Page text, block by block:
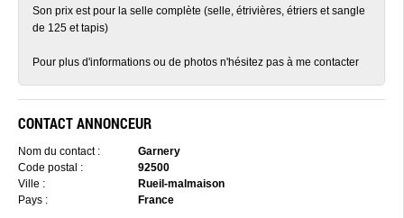
Son prix est pour la selle complète (selle, étrivières, étriers et sangle
de 125 et tapis)
Pour plus d'informations ou de photos n'hésitez pas à me contacter
CONTACT ANNONCEUR
Nom du contact :
Garnery
Code postal :
92500
Ville :
Rueil-malmaison
Pays :
France